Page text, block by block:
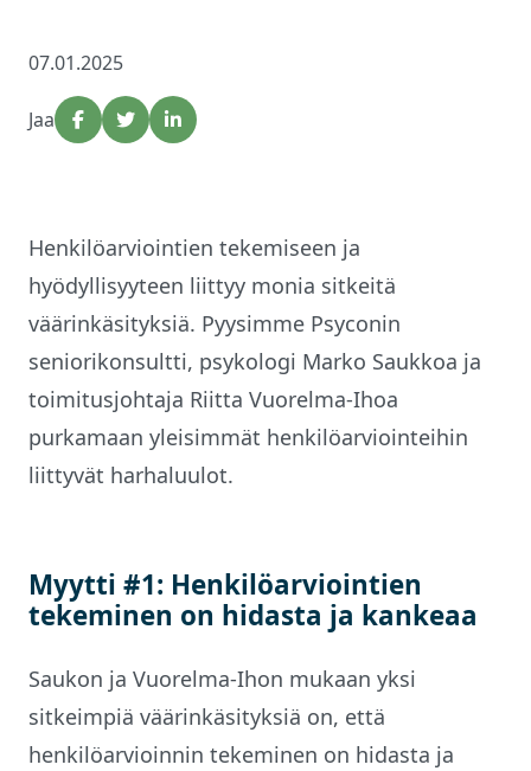
07.01.2025
Jaa
Henkilöarviointien tekemiseen ja
hyödyllisyyteen liittyy monia sitkeitä
väärinkäsityksiä. Pyysimme Psyconin
seniorikonsultti, psykologi Marko Saukkoa ja
toimitusjohtaja Riitta Vuorelma-Ihoa
purkamaan yleisimmät henkilöarviointeihin
liittyvät harhaluulot.
Myytti #1: Henkilöarviointien
tekeminen on hidasta ja kankeaa
Saukon ja Vuorelma-Ihon mukaan yksi
sitkeimpiä väärinkäsityksiä on, että
henkilöarvioinnin tekeminen on hidasta ja